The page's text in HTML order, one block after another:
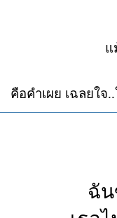
แ
คือคำเผย เ
ฉั